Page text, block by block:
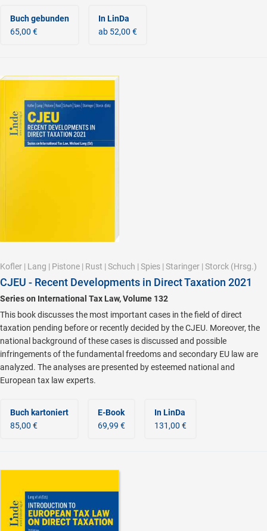
Buch gebunden
65,00 €
In LinDa
ab 52,00 €
Kofler | Lang | Pistone | Rust | Schuch | Spies | Staringer | Storck (Hrsg.)
CJEU - Recent Developments in Direct Taxation 2021
Series on International Tax Law, Volume 132
This book discusses the most important cases in the field of direct
taxation pending before or recently decided by the CJEU. Moreover, the
national background of these cases is discussed and possible
infringements of the fundamental freedoms and secondary EU law are
analyzed. The analyses are presented by esteemed national and
European tax law experts.
Buch kartoniert
85,00 €
E-Book
69,99 €
In LinDa
131,00 €